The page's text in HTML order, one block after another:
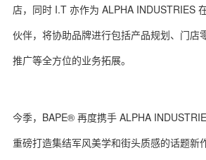
生 活
关于我们 联系我们
店，同时 I.T 亦作为 ALPHA INDUSTRIES
伙伴，将协助品牌进行包括产品规划、门店
推广等全方位的业务拓展。
今季，BAPE® 再度携手 ALPHA
重磅打造集结军风美学和街头质感的话题